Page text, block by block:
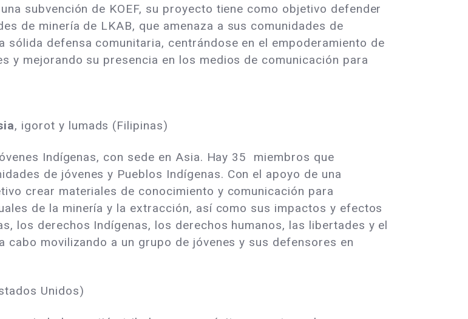
subvención de KOEF, su proyecto tiene como objetivo defender
de minería de LKAB, que amenaza a sus comunidades de
defensa comunitaria, centrándose en el empoderamiento de
y mejorando su presencia en los medios de comunicación para
, igorot y lumads (Filipinas)
Indígenas, con sede en Asia. Hay 35 miembros que
de jóvenes y Pueblos Indígenas. Con el apoyo de una
crear materiales de conocimiento y comunicación para
de la minería y la extracción, así como sus impactos y efectos
los derechos Indígenas, los derechos humanos, las libertades y el
movilizando a un grupo de jóvenes y sus defensores en
Unidos)